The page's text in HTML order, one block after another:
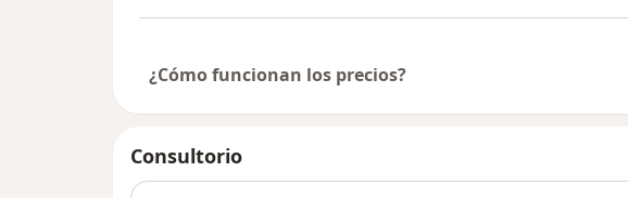
¿Cómo funcionan los precios?
Consultorio